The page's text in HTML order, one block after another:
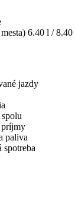
6.40 l / 8.40
jazdy
paliva
spotreba